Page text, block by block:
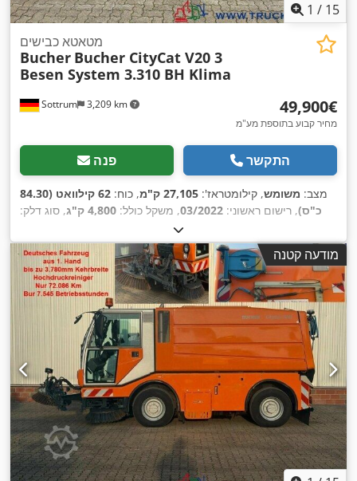
1 / 15
Sottrum 3,209 km
מטאטא כבישים
Bucher Bucher CityCat V20 3
Besen System 3.310 BH Klima
‏49,900 ‏€
מחיר קבוע בתוספת מע"מ
פנה התקשר
מצב: משומש, קילומטראז': 27,105 ק"מ , כוח:
62 קילוואט (84.30
כ"ס), רישום ראשוני: 03/2022, משקל כולל: 4,800 ק"ג
, סוג דלק:
4x2
משקל עצמי:2,950 ק"ג , הבדיקה הבאה (TÜV):11/2026, בסיס
גלגלים:1,900 מ"מ , בלמים:אחר, תא נהג:קבינת יום, סוג
תמסורת:אוטומטי, דרגת פליטה:יורו 6 , מספר מושבים:2, ציוד:
בקרת שיוט, חיישני חניה, מחשב רכב, מיזוג אוויר, מסנן פיח,
פנסים נוספים, תא נהג,
מודעה קטנה